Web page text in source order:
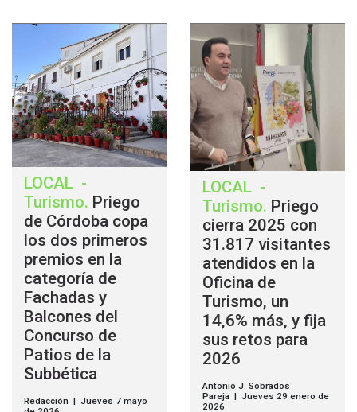
LOCAL -
Turismo. Priego
de Córdoba copa
los dos primeros
premios en la
categoría de
Fachadas y
Balcones del
Concurso de
Patios de la
Subbética
Redacción | Jueves 7 mayo
LOCAL -
Turismo. Priego
cierra 2025 con
31.817 visitantes
atendidos en la
Oficina de
Turismo, un
14,6% más, y fija
sus retos para
2026
Antonio J. Sobrados
Pareja | Jueves 29 enero de
2026